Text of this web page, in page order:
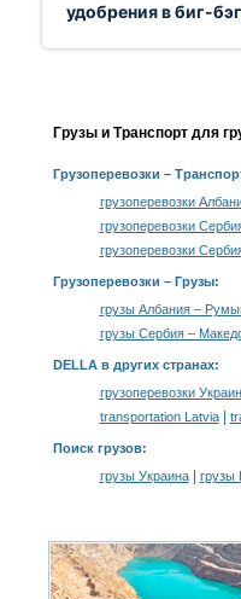
удобрения в биг-
Грузы и Транспорт для
Грузоперевозки –
грузоперевозки
грузоперевозки
грузоперевозки
Грузоперевозки – Грузы:
грузы Албания –
грузы Сербия –
DELLA в других странах:
грузоперевозки
transportation Latvia|
Поиск грузов:
грузы Украина| грузы